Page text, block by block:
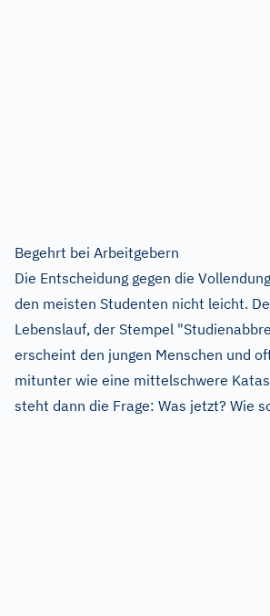
Begehrt bei Arbeitgebern
Die Entscheidung gegen die
den meisten Studenten nicht leicht.
Lebenslauf, der Stempel
erscheint den jungen Menschen und
mitunter wie eine mittelschwere
steht dann die Frage: Was jetzt? Wie